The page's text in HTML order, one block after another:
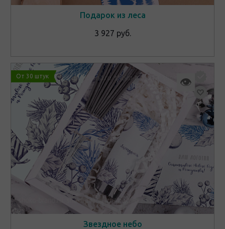
Подарок из леса
3 927 руб.
От 30 штук 👁
Звездное небо